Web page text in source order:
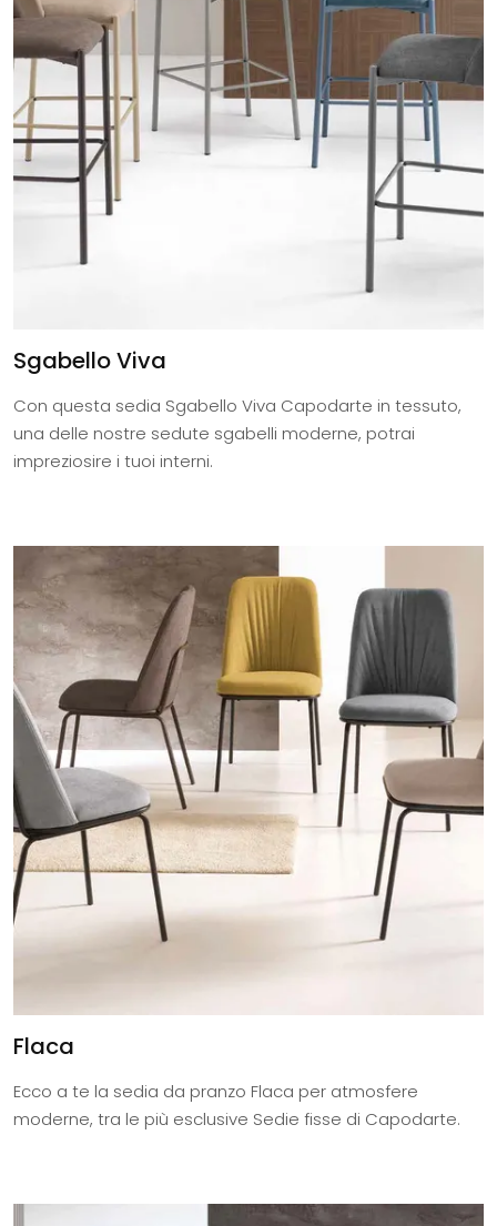
Sgabello Viva
Con questa sedia Sgabello Viva Capodarte in tessuto,
una delle nostre sedute sgabelli moderne, potrai
impreziosire i tuoi interni.
Flaca
Ecco a te la sedia da pranzo Flaca per atmosfere
moderne, tra le più esclusive Sedie fisse di Capodarte.